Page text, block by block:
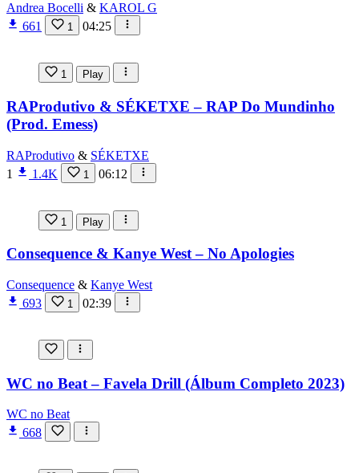
Andrea Bocelli & KAROL G
661
1 04:25
1 Play
RAProdutivo & SÉKETXE – RAP Do Mundinho
(Prod. Emess)
RAProdutivo & SÉKETXE
1
1.4K 1 06:12
1 Play
Consequence & Kanye West – No Apologies
Consequence & Kanye West
693
1 02:39
WC no Beat – Favela Drill (Álbum Completo 2023)
WC no Beat
668